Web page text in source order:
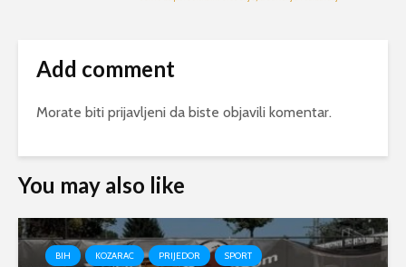
Add comment
Morate biti prijavljeni da biste objavili komentar.
You may also like
BIH KOZARAC PRIJEDOR SPORT